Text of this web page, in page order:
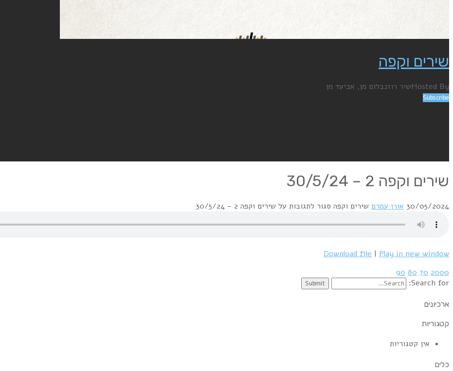
שירים וקפה
Hosted Byשיר רוזנבלום מן, אביעד מן
Subscribe
שירים וקפה 2 – 30/5/24
30/05/2024 אורן עמרם שירים וקפה סגור לתגובות על שירים וקפה 2 – 30/5/24
Download file | Play in new window
2000
70
80
90
Search for:
ארכיונים
קטגוריות
אין קטגוריות
כלים